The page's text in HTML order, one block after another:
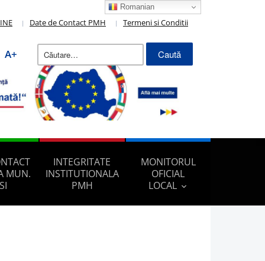
Date de Contact PMH Termeni si Conditii
A+
Caută
după:
MUN.
INTEGRITATE
INSTITUTIONALA
PMH
MONITORUL
OFICIAL
LOCAL
Romanian